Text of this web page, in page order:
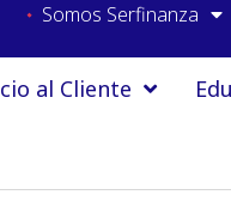
Somos Serfinanza
al Cliente